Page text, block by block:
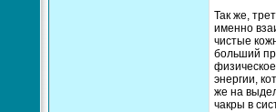
Так же,
именно
чистые
больший
энергии,
же на
чакры в